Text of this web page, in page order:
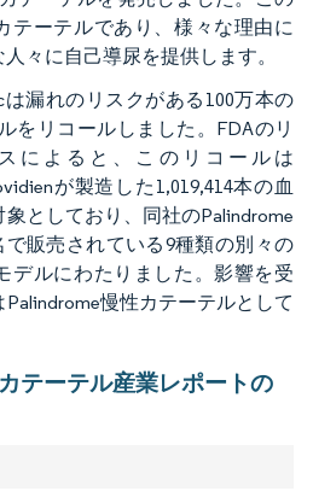
テーテルであり、様々な理由に
々に自己導尿を提供します。
は漏れのリスクがある100万本の
をリコールしました。FDAのリ
によると、このリコールは
が製造した1,019,414本の血
としており、同社のPalindrome
で販売されている9種類の別々の
デルにわたりました。影響を受
慢性カテーテルとして
テーテル産業レポートの